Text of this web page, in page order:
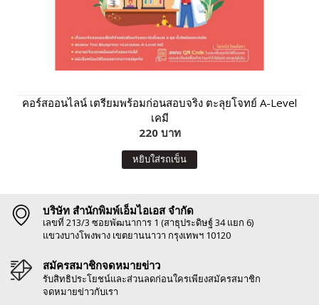
คอร์สออนไลน์ เตรียมพร้อมก่อนสอบจริง ตะลุยโจทย์ A-Level
เคมี
220 บาท
หยิบใส่รถเข็น
บริษัท สำนักพิมพ์เอ็มไอเอส จำกัด
เลขที่ 213/3 ซอยพัฒนาการ 1 (สาธุประดิษฐ์ 34 แยก 6)
แขวงบางโพงพาง เขตยานนาวา กรุงเทพฯ 10120
สมัครสมาชิกจดหมายข่าว
รับสิทธิประโยชน์และส่วนลดก่อนใครเพียงสมัครสมาชิก
จดหมายข่าวกับเรา